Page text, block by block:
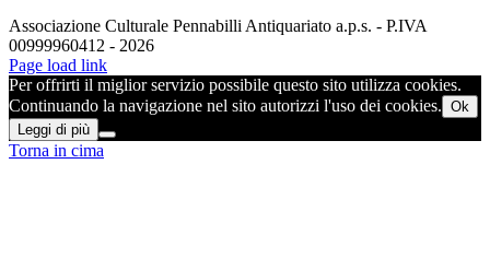
Associazione Culturale Pennabilli Antiquariato a.p.s. - P.IVA
00999960412 - 2026
Page load link
Per offrirti il miglior servizio possibile questo sito utilizza cookies.
Continuando la navigazione nel sito autorizzi l'uso dei cookies. Ok
Leggi di più
Torna in cima